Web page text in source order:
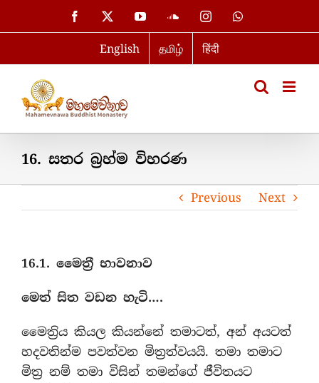
to
Facebook YouTubeSoundCloud
InstagramWhatsApp
English தமிழ் हिंदी
16. සතර බ‍්‍රහ්ම විහරණ
Previous Next
16.1. මෛත‍්‍රී භාවනාව
මෙත් සිත වඩන හැටි….
මෛත‍්‍රිය කියල කියන්නේ තමාටත්, අන් අයටත්
හදවතින්ම පවත්වන මිත‍්‍රත්වයයි. තමා තමාට
මිත‍්‍ර නම් තමා විසින් තමන්ගේ ජීවිතයට